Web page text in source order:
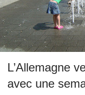
L’Allemagne
avec une